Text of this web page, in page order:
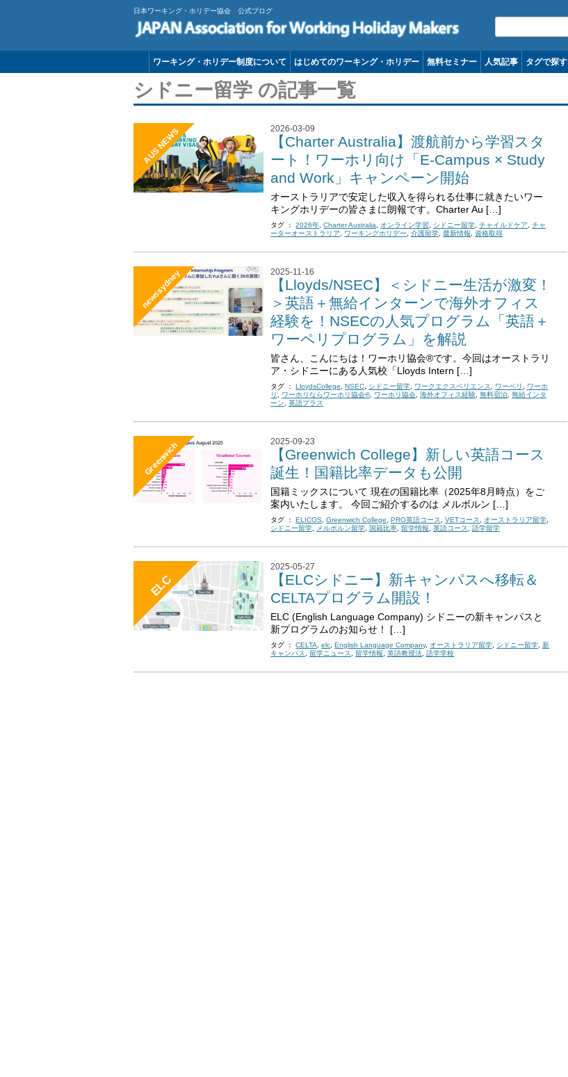
日本ワーキング・ホリデー協会 公式ブログ
コンテンツへ移動
ワーキング・ホリデー制度について はじめてのワーキング・ホリデー 無料セミナー 人気記事 タグで探す
シドニー留学 の記事一覧
AUS NEWS 2026-03-09
【Charter Australia】渡航前から学習スタ
ート！ワーホリ向け「E-Campus × Study
and Work」キャンペーン開始
オーストラリアで安定した収入を得られる仕事に就きたいワー
キングホリデーの皆さまに朗報です。Charter Au […]
タグ ：2026年,Charter Australia, オンライン学習, シドニー留学,チャイルドケア,チャ
ーターオーストラリア, ワーキングホリデー,介護留学,最新情報, 資格取得
newssydney 2025-11-16
【Lloyds/NSEC】＜シドニー生活が激変！
＞英語＋無給インターンで海外オフィス
経験を！NSECの人気プログラム「英語＋
ワーペリプログラム」を解説
皆さん、こんにちは！ワーホリ協会®です。今回はオーストラリ
ア・シドニーにある人気校「Lloyds Intern […]
タグ ： LloydsCollege, NSEC, シドニー留学, ワークエクスペリエンス, ワーペリ , ワーホ
リ , ワーホリならワーホリ協会®, ワーホリ協会,海外オフィス経験,無料宿泊,無給インタ
ーン,英語プラス
Greenwich 2025-09-23
【Greenwich College】新しい英語コース
誕生！国籍比率データも公開
国籍ミックスについて 現在の国籍比率（2025年8月時点）をご
案内いたします。 今回ご紹介するのは メルボルン […]
タグ ： ELICOS,Greenwich College, PRO英語コース,VETコース, オーストラリア留学,
シドニー留学, メルボルン留学, 国籍比率,留学情報,英語コース,語学留学
ELC
2025-05-27
【ELCシドニー】新キャンパスへ移転＆
CELTAプログラム開設！
ELC (English Language Company) シドニーの新キャンパスと
新プログラムのお知らせ！ […]
タグ ：CELTA,elc, English Language Company, オーストラリア留学, シドニー留学,新
キャンパス,留学ニュース,留学情報,英語教授法,語学学校